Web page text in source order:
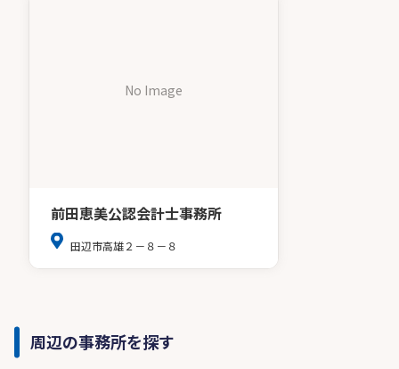
No Image
前田恵美公認会計士事務所
田辺市高雄２－８－８
周辺の事務所を探す